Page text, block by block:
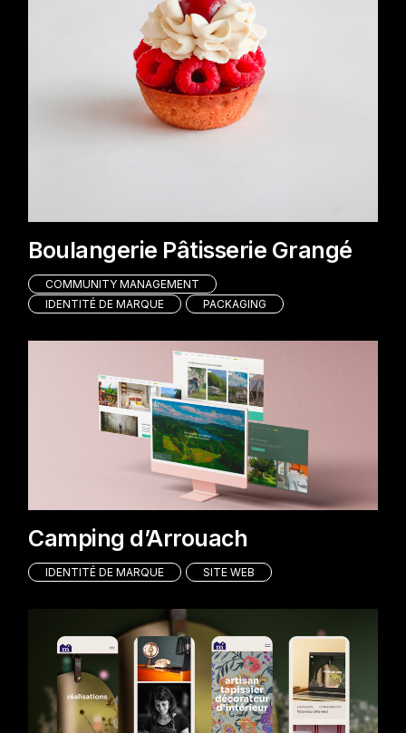
Boulangerie Pâtisserie Grangé
COMMUNITY MANAGEMENT
IDENTITÉ DE MARQUE
PACKAGING
Camping d’Arrouach
IDENTITÉ DE MARQUE SITE WEB